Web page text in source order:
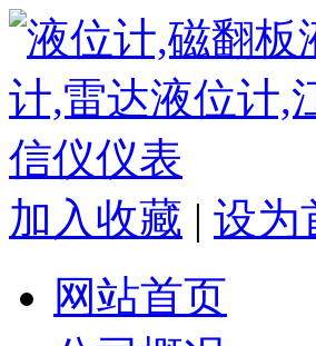
加入收藏 | 设为
网站首页